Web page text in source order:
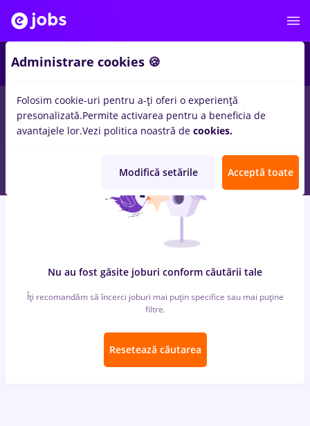
locuri de muncacu salarii pizzerin Cluj-Napoca
Level (< 2 ani)inConstructii / Instalatii
Nu au fost găsite joburi conform căutării tale
Îți recomandăm să încerci joburi mai puțin specifice sau mai puține
filtre.
Resetează căutarea
Administrare cookies 🍪
Folosim cookie-uri pentru a-ți oferi o experiență
presonalizată.Permite activarea pentru a beneficia de
avantajele lor.Vezi politica noastră de cookies.
Modifică setările Acceptă toate